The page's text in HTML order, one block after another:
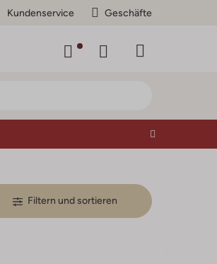
Kundenservice Geschäfte
Filtern und sortieren